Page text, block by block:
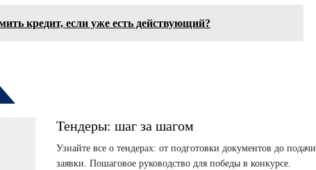
кредит, если уже есть действующий?
Тендеры: шаг за шагом
Узнайте все о тендерах: от подготовки документов до подачи
заявки. Пошаговое руководство для победы в конкурсе.